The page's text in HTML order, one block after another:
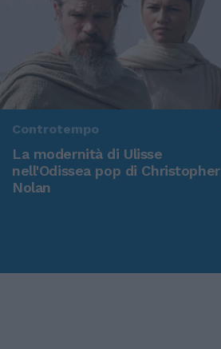
Controtempo
La modernità di Ulisse
nell'Odissea pop di Christopher
Nolan